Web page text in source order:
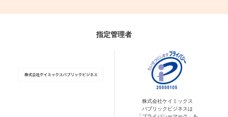
指定管理者
株式会社ケイミックス
パブリックビジネスは